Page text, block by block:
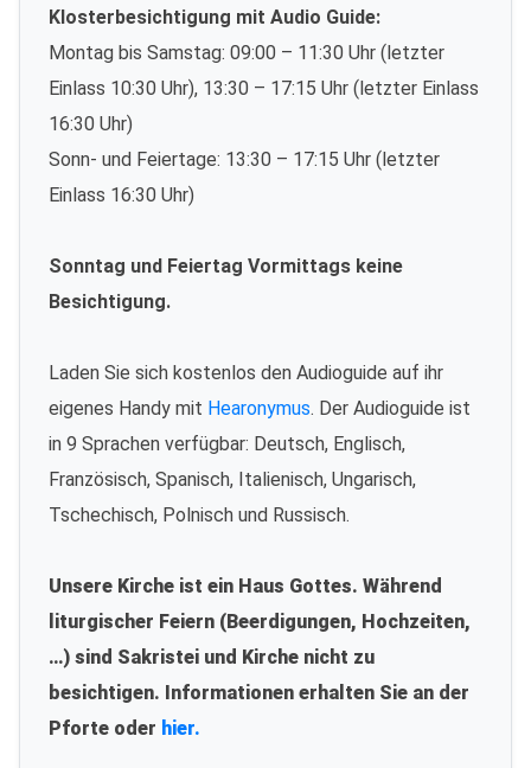
Klosterbesichtigung mit Audio Guide:
Montag bis Samstag: 09:00 – 11:30 Uhr (letzter
Einlass 10:30 Uhr), 13:30 – 17:15 Uhr (letzter Einlass
16:30 Uhr)
Sonn- und Feiertage: 13:30 – 17:15 Uhr (letzter
Einlass 16:30 Uhr)
Sonntag und Feiertag Vormittags keine
Besichtigung.
Laden Sie sich kostenlos den Audioguide auf ihr
eigenes Handy mit Hearonymus. Der Audioguide ist
in 9 Sprachen verfügbar: Deutsch, Englisch,
Französisch, Spanisch, Italienisch, Ungarisch,
Tschechisch, Polnisch und Russisch.
Unsere Kirche ist ein Haus Gottes. Während
liturgischer Feiern (Beerdigungen, Hochzeiten,
…) sind Sakristei und Kirche nicht zu
besichtigen. Informationen erhalten Sie an der
Pforte oder hier.